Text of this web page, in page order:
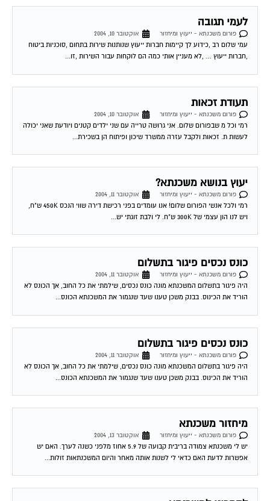
לעמי תגובה
פורום משכנתא - ייעוץ ומיחזור
עמי שלום רב ,כידוע לך קיימות חברות ייעוץ שנותנות שירות בתחום ,סוכניות ביטוח
,חברות ייעוץ … ,לא מעניין אותי כמה הם לוקחות עבור השירות ,זו...
תעודת זכאות
פורום משכנתא - ייעוץ ומיחזור
רמי וכל מ שבפורום שלום. אני גרושה טרייה עם שני ילדים קטנים ויודעת שאני יכולה
לעשות ת. זכאות ולקבל עזרה ממשרד שיכון ופיתוח הן בשכירת...
יעוץ בנושא משכנתא?
פורום משכנתא - ייעוץ ומיחזור
ויש לנו הון עצמי של 300K ש"ח. לי ולבת זוגתי יש...
כונס נכסים פיגור בתשלום
פורום משכנתא - ייעוץ ומיחזור
אוקטובר 11, 2004
היה פיגור בתשלום המשכנתא מונה כונס נכסים, שילמתי את כל החוב, אך הכונס לא
הוריד את הכינוס. בבנק משכן טענו שעד שנגמור את המשכנתא הכונס...
כונס נכסים פיגור בתשלום
פורום משכנתא - ייעוץ ומיחזור
אוקטובר 11, 2004
היה פיגור בתשלום המשכנתא מונה כונס נכסים, שילמתי את כל החוב, אך הכונס לא
הוריד את הכינוס. בבנק משכן טענו שעד שנגמור את המשכנתא הכונס...
מיחזור משכנתא
פורום משכנתא - ייעוץ ומיחזור
יש לי משכנתא צמודה בריבית קבועה של 5.9 אחוז מלפני כשנה לערך. האם יש
אפשרות לדעת האם כדאי לי לשנות אותה מאחר והיום המשכנתאות זולות...
להתכונן למשכנתא